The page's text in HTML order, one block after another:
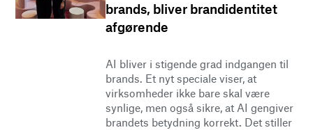
brands, bliver brandidentitet
afgørende
AI bliver i stigende grad indgangen til
brands. Et nyt speciale viser, at
virksomheder ikke bare skal være
synlige, men også sikre, at AI gengiver
brandets betydning korrekt. Det stiller